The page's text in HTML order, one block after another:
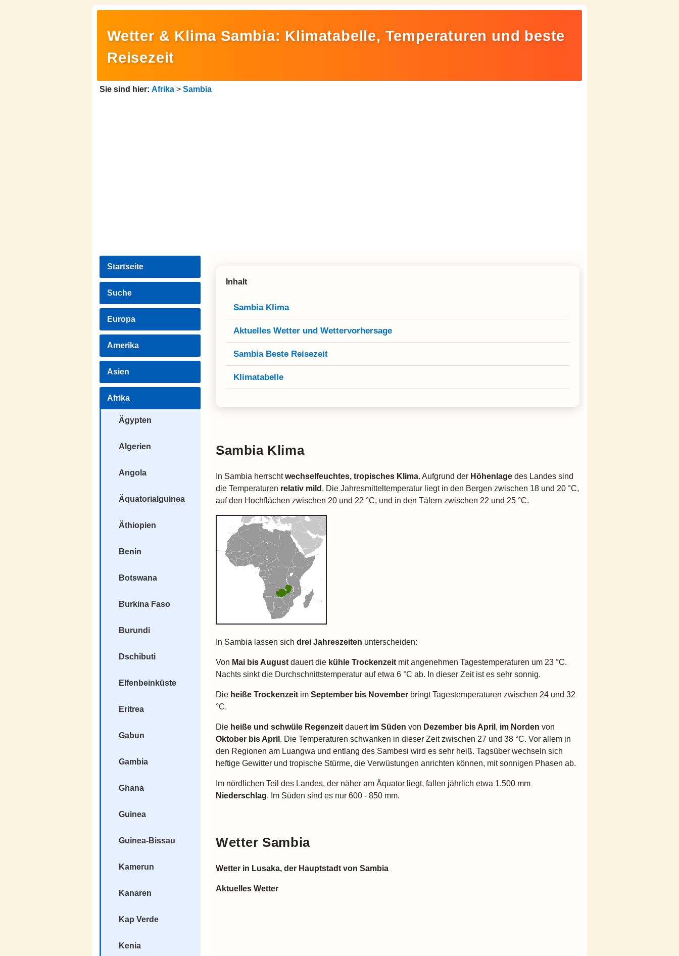
Wetter & Klima Sambia: Klimatabelle, Temperaturen und beste
Reisezeit
Sie sind hier: Afrika > Sambia
Startseite
Suche
Europa
Amerika
Asien
Afrika
Ägypten
Algerien
Angola
Äquatorialguinea
Äthiopien
Benin
Botswana
Burkina Faso
Burundi
Dschibuti
Elfenbeinküste
Eritrea
Gabun
Gambia
Ghana
Guinea
Guinea-Bissau
Kamerun
Kanaren
Kap Verde
Kenia
Inhalt
Sambia Klima
Aktuelles Wetter und Wettervorhersage
Sambia Beste Reisezeit
Klimatabelle
Sambia Klima
In Sambia herrschtwechselfeuchtes, tropisches Klima. Aufgrund der Höhenlage des Landes sind
die Temperaturen relativ mild . Die Jahresmitteltemperatur liegt in den Bergen zwischen 18 und 20 °C,
auf den Hochflächen zwischen 20 und 22 °C, und in den Tälern zwischen 22 und 25 °C.
In Sambia lassen sich drei Jahreszeiten unterscheiden:
Von Mai bis August dauert die kühle Trockenzeit mit angenehmen Tagestemperaturen um 23 °C.
Nachts sinkt die Durchschnittstemperatur auf etwa 6 °C ab. In dieser Zeit ist es sehr sonnig.
Die heiße Trockenzeit im September bis November bringt Tagestemperaturen zwischen 24 und 32
°C.
Die heiße und schwüle Regenzeit dauertim Süden von Dezember bis April , im Norden von
Oktober bis April . Die Temperaturen schwanken in dieser Zeit zwischen 27 und 38 °C. Vor allem in
den Regionen am Luangwa und entlang des Sambesi wird es sehr heiß. Tagsüber wechseln sich
heftige Gewitter und tropische Stürme, die Verwüstungen anrichten können, mit sonnigen Phasen ab.
Im nördlichen Teil des Landes, der näher am Äquator liegt, fallen jährlich etwa 1.500 mm
Niederschlag. Im Süden sind es nur 600 - 850 mm.
Wetter Sambia
Wetter in Lusaka, der Hauptstadt von Sambia
Aktuelles Wetter